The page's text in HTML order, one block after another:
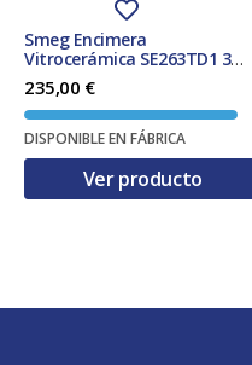
Smeg Encimera
Vitrocerámica SE263TD1 3
Zonas 60cm
235,00 €
DISPONIBLE EN FÁBRICA
Ver producto